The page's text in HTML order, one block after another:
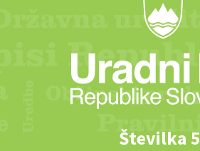
Številka 5